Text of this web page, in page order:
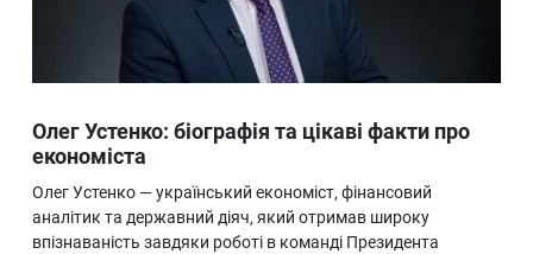
ТехноНаука
Людина
Ukraine
Про нас
Олег Устенко: біографія та цікаві факти про
економіста
Олег Устенко — український економіст, фінансовий
аналітик та державний діяч, який отримав широку
впізнаваність завдяки роботі в команді Президента